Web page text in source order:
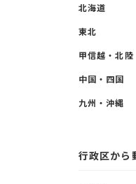
北海道
東北
甲信越・北陸
中国・四国
九州・沖縄
行政区から